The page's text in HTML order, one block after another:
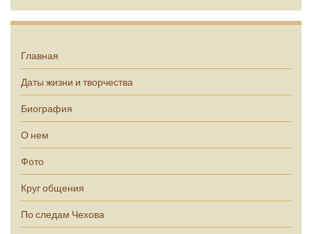
Главная
Даты жизни и творчества
Биография
О нем
Фото
Круг общения
По следам Чехова